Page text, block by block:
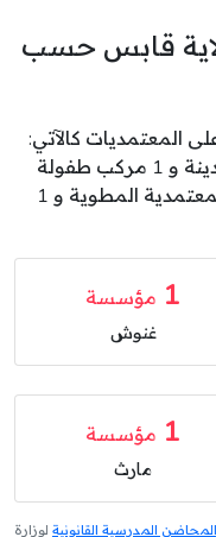
قابس حسب
المعتمديات كالآتي:
1 مركب طفولة بمعتمدية قابس المدينة و 1 مركب طفولة
بمعتمدية غنوش و 1 مركب طفولة بمعتمدية المطوية و 1
1 مؤسسة
غنوش
1 مؤسسة
مارث
المدرسية القانونية لوزارة